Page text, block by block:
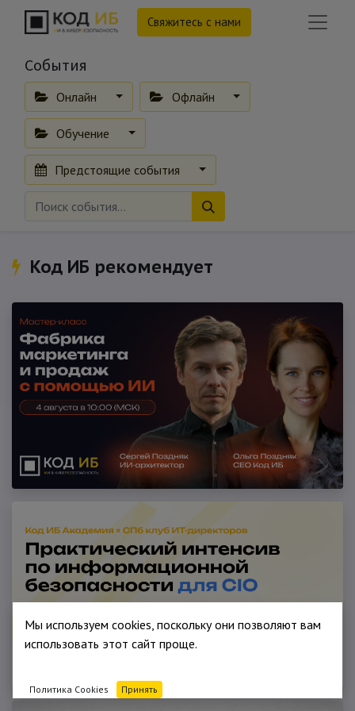
Свяжитесь с нами
События
Онлайн Офлайн
Обучение
Предстоящие события
Код ИБ рекомендует
Мы используем cookies, поскольку они позволяют вам
использовать этот сайт проще.
Политика Cookies Принять